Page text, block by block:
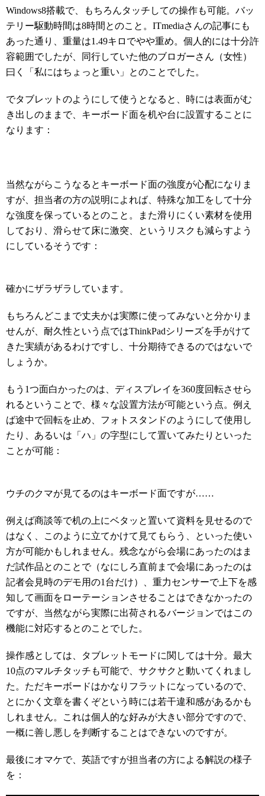
Windows8搭載で、もちろんタッチしての操作も可能。バッ
テリー駆動時間は8時間とのこと。ITmediaさんの記事にも
あった通り、重量は1.49キロでやや重め。個人的には十分許
容範囲でしたが、同行していた他のブロガーさん（女性）
曰く「私にはちょっと重い」とのことでした。
でタブレットのようにして使うとなると、時には表面がむ
き出しのままで、キーボード面を机や台に設置することに
なります：
当然ながらこうなるとキーボード面の強度が心配になりま
すが、担当者の方の説明によれば、特殊な加工をして十分
な強度を保っているとのこと。また滑りにくい素材を使用
しており、滑らせて床に激突、というリスクも減らすよう
にしているそうです：
確かにザラザラしています。
もちろんどこまで丈夫かは実際に使ってみないと分かりま
せんが、耐久性という点ではThinkPadシリーズを手がけて
きた実績があるわけですし、十分期待できるのではないで
しょうか。
もう1つ面白かったのは、ディスプレイを360度回転させら
れるということで、様々な設置方法が可能という点。例え
ば途中で回転を止め、フォトスタンドのようにして使用し
たり、あるいは「ハ」の字型にして置いてみたりといった
ことが可能：
ウチのクマが見てるのはキーボード面ですが……
例えば商談等で机の上にベタッと置いて資料を見せるので
はなく、このように立てかけて見てもらう、といった使い
方が可能かもしれません。残念ながら会場にあったのはま
だ試作品とのことで（なにしろ直前まで会場にあったのは
記者会見時のデモ用の1台だけ）、重力センサーで上下を感
知して画面をローテーションさせることはできなかったの
ですが、当然ながら実際に出荷されるバージョンではこの
機能に対応するとのことでした。
操作感としては、タブレットモードに関しては十分。最大
10点のマルチタッチも可能で、サクサクと動いてくれまし
た。ただキーボードはかなりフラットになっているので、
とにかく文章を書くぞという時には若干違和感があるかも
しれません。これは個人的な好みが大きい部分ですので、
一概に善し悪しを判断することはできないのですが。
最後にオマケで、英語ですが担当者の方による解説の様子
を：